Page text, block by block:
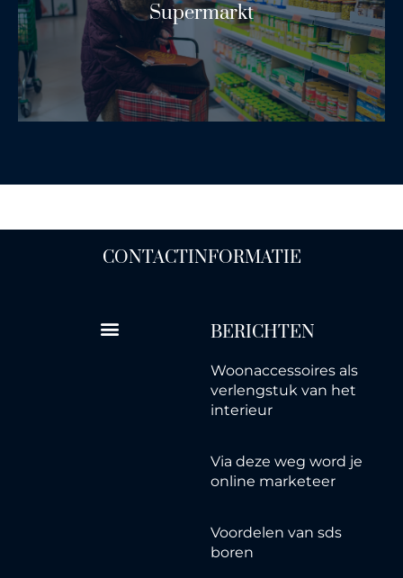
Supermarkt
Lees Meer
CONTACTINFORMATIE
BERICHTEN
Woonaccessoires als
verlengstuk van het
interieur
Via deze weg word je
online marketeer
Voordelen van sds
boren